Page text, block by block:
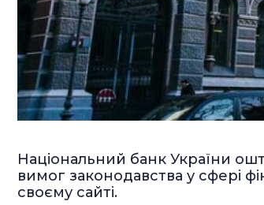
Національний банк України
вимог законодавства у сфері
своєму сайті.